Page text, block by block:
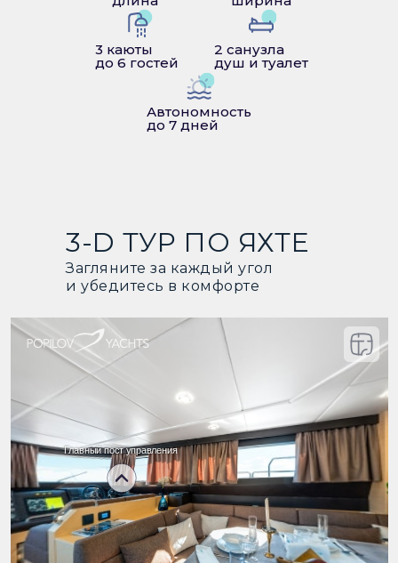
3 каюты
до 6 гостей
2 санузла
душ и туалет
Автономность
до 7 дней
3-D ТУР ПО ЯХТЕ
Загляните за каждый угол
и убедитесь в комфорте